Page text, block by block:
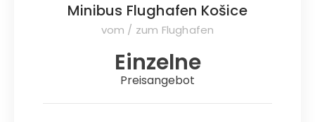
Minibus Flughafen Košice
vom / zum Flughafen
Einzelne
Preisangebot